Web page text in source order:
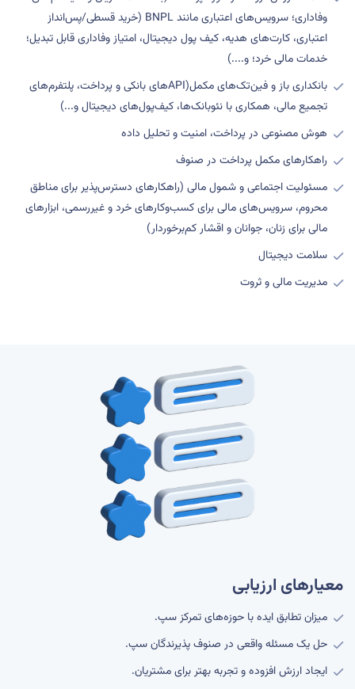
وفاداری؛ سرویس‌های اعتباری مانند BNPL (خرید قسطی/پس‌انداز
اعتباری، کارت‌های هدیه، کیف پول دیجیتال، امتیاز وفاداری قابل تبدیل؛
خدمات مالی خرد؛ و....)
بانکداری باز و فین‌تک‌های مکمل(APIهای بانکی و پرداخت، پلتفرم‌های
تجمیع مالی، همکاری با نئوبانک‌ها، کیف‌پول‌های دیجیتال و...)
هوش مصنوعی در پرداخت، امنیت و تحلیل داده
راهکارهای مکمل پرداخت در صنوف
مسئولیت اجتماعی و شمول مالی (راهکارهای دسترس‌پذیر برای مناطق
محروم، سرویس‌های مالی برای کسب‌وکارهای خرد و غیررسمی، ابزارهای
مالی برای زنان، جوانان و اقشار کم‌برخوردار)
سلامت دیجیتال
مدیریت مالی و ثروت
معیارهای ارزیابی
میزان تطابق ایده با حوزه‌های تمرکز سپ.
حل یک مسئله واقعی در صنوف پذیرندگان سپ.
ایجاد ارزش افزوده و تجربه بهتر برای مشتریان.